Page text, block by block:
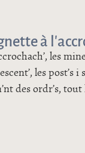
miraculeuse
à
les
les post’s i
des ordr’s, tout
Cafougnette à